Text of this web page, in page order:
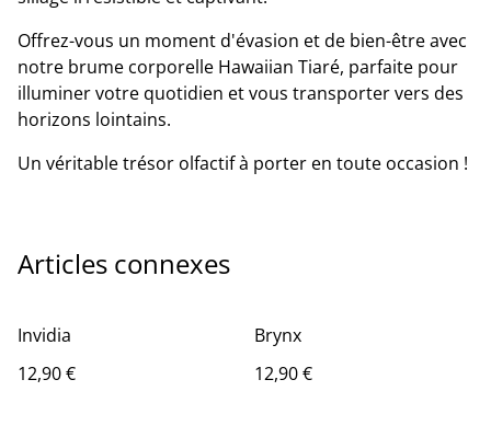
Offrez-vous un moment d'évasion et de bien-être avec
notre brume corporelle Hawaiian Tiaré, parfaite pour
illuminer votre quotidien et vous transporter vers des
horizons lointains.
Un véritable trésor olfactif à porter en toute occasion !
Articles connexes
Invidia
12,90 €
Brynx
12,90 €